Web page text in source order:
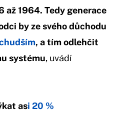
až 1964. Tedy generace
by ze svého důchodu
, a tím odlehčit
systému, uvádí
asi 20 %